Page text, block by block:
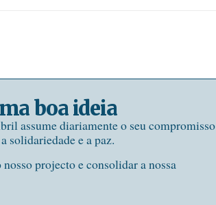
boa ideia
assume diariamente o seu compromisso
solidariedade e a paz.
projecto e consolidar a nossa